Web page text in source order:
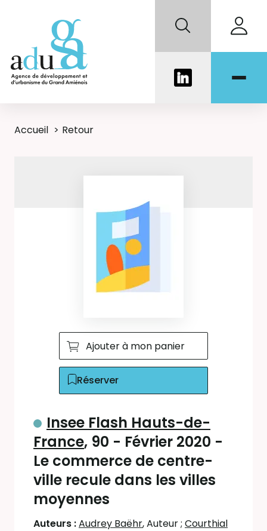
Accueil Retour
Ajouter à mon panier
Réserver
Insee Flash Hauts-de-
France, 90 - Février 2020 -
Le commerce de centre-
ville recule dans les villes
moyennes
Auteurs :Audrey Baëhr, Auteur; Courthial